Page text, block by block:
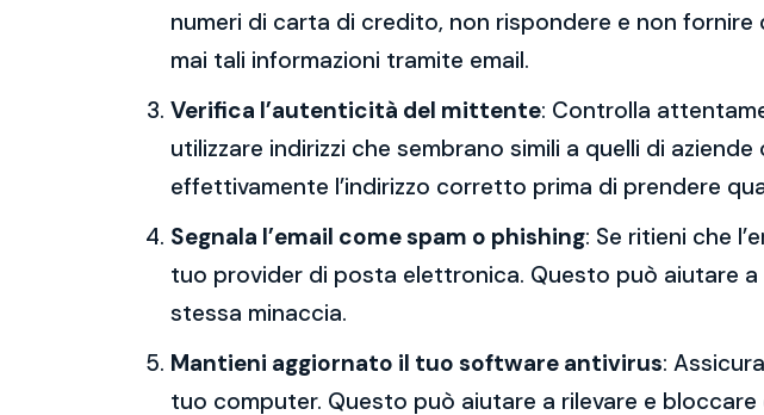
numeri di carta di credito, non rispondere e non
mai tali informazioni tramite email.
Verifica l’autenticità del mittente: Controlla
utilizzare indirizzi che sembrano simili a quelli di
effettivamente l’indirizzo corretto prima di prendere
Segnala l’email come spam o phishing: Se ritieni che
tuo provider di posta elettronica. Questo può aiutare
stessa minaccia.
Mantieni aggiornato il tuo software antivirus:
tuo computer. Questo può aiutare a rilevare e